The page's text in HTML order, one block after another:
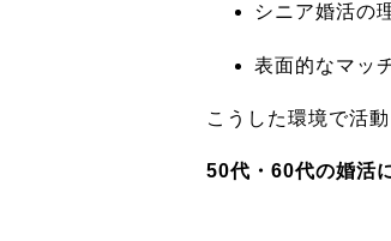
シニア婚活の
表面的なマッ
こうした環境で活
50代・60代の婚活